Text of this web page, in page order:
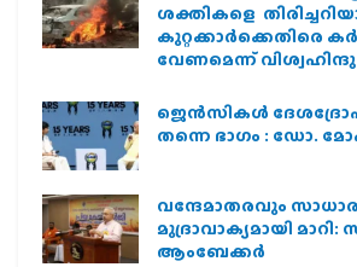
ശക്തികളെ
കുറ്റക്കാർക്കെതിരെ
വേണമെന്ന്
ജെന്‍സികള്‍
തന്നെ ഭാഗം : ഡോ.
വന്ദേമാതരവും
മുദ്രാവാക്യമായി
ആംബേക്കർ